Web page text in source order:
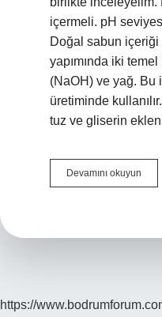
içermeli. pH
Doğal sabun içeriği
yapımında iki
(NaOH) ve yağ. Bu
üretiminde
tuz ve gliserin
Devamını okuyun
Bir
https://